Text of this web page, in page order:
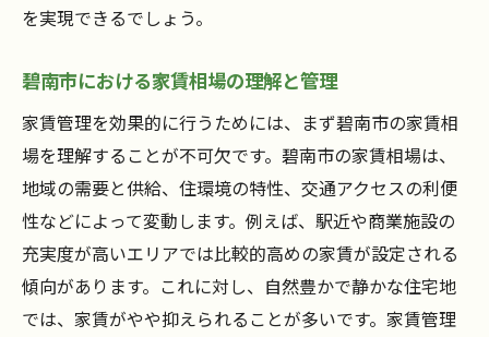
を実現できるでしょう。
碧南市における家賃相場の理解と管理
家賃管理を効果的に行うためには、まず碧南市の家賃相
場を理解することが不可欠です。碧南市の家賃相場は、
地域の需要と供給、住環境の特性、交通アクセスの利便
性などによって変動します。例えば、駅近や商業施設の
充実度が高いエリアでは比較的高めの家賃が設定される
傾向があります。これに対し、自然豊かで静かな住宅地
では、家賃がやや抑えられることが多いです。家賃管理